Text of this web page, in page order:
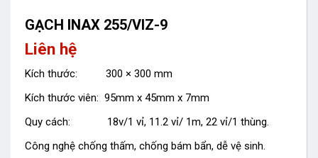
GẠCH INAX 255/VIZ-9
Liên hệ
Kích thước: 300 × 300 mm
Kích thước viên: 95mm x 45mm x 7mm
Quy cách: 18v/1 vỉ, 11.2 vỉ/ 1m, 22 vỉ/1 thùng.
Công nghệ chống thấm, chống bám bẩn, dễ vệ sinh.